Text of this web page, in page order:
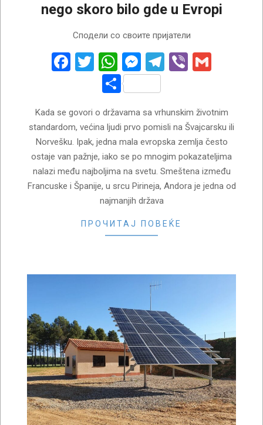
nego skoro bilo gde u Evropi
Сподели со своите пријатели
Facebook
Twitter
WhatsApp
Messenger
Telegram
Viber
Share
Kada se govori o državama sa vrhunskim životnim
standardom, većina ljudi prvo pomisli na Švajcarsku ili
Norvešku. Ipak, jedna mala evropska zemlja često
ostaje van pažnje, iako se po mnogim pokazateljima
nalazi među najboljima na svetu. Smeštena između
Francuske i Španije, u srcu Pirineja, Andora je jedna od
najmanjih država
ПРОЧИТАЈ ПОВЕЌЕ